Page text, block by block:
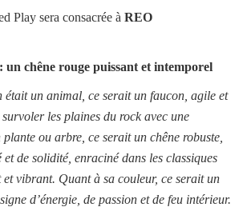
Play sera consacrée à REO
un chêne rouge puissant et intemporel
était un animal, ce serait un faucon, agile et
les plaines du rock avec une
ou arbre, ce serait un chêne robuste,
de solidité, enraciné dans les classiques
et vibrant. Quant à sa couleur, ce serait un
d’énergie, de passion et de feu intérieur.